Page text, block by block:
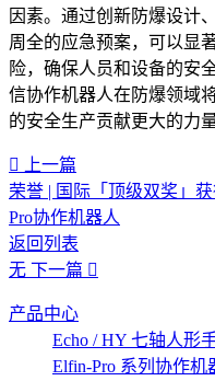
因素。通过创新防爆设计
周全的应急预案，可以显
险，确保人员和设备的安
信协作机器人在防爆领域
的安全生产贡献更大的力量
上一篇
荣誉 | 国际「顶级双奖」
Pro协作机器人
返回列表
无 下一篇
产品中心
Echo / HY 七轴人形
Elfin-Pro 系列协作机